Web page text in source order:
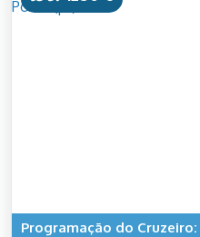
Programação do